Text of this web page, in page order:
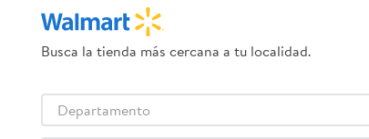
Busca la tienda más cercana a tu localidad.
Departamento